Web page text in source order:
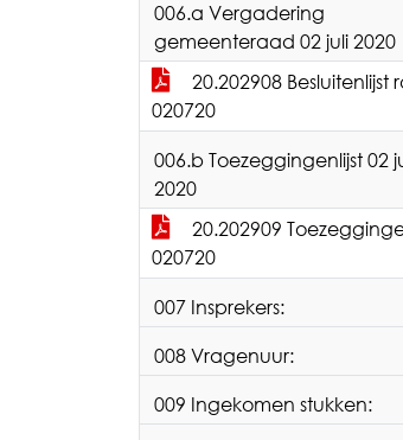
006.a Vergadering
gemeenteraad 02 juli 2020
20.202908 Besluitenlijst
020720
006.b Toezeggingenlijst 02
2020
20.202909
020720
007 Insprekers:
008 Vragenuur:
009 Ingekomen stukken: